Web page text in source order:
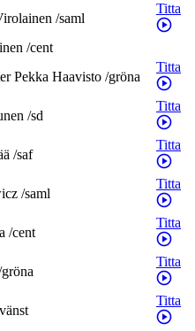
/saml
Titta
/cent
Pekka Haavisto /gröna
Titta
/sd
Titta
/saf
Titta
/saml
Titta
/cent
Titta
gröna
Titta
vänst
Titta